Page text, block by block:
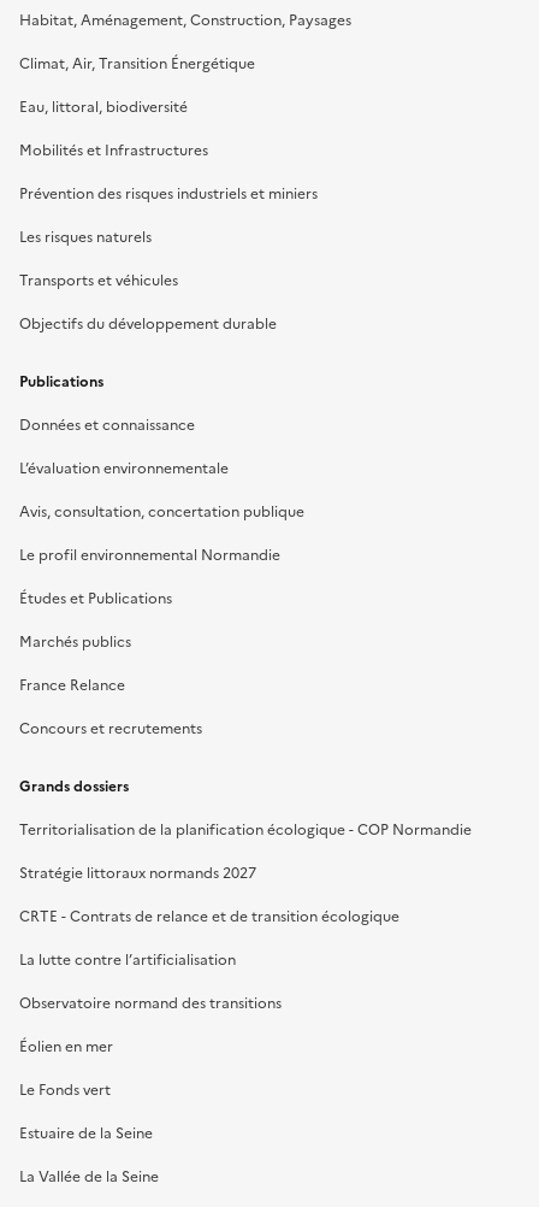
Habitat, Aménagement, Construction, Paysages
Climat, Air, Transition Énergétique
Eau, littoral, biodiversité
Mobilités et Infrastructures
Prévention des risques industriels et miniers
Les risques naturels
Transports et véhicules
Objectifs du développement durable
Publications
Données et connaissance
L’évaluation environnementale
Avis, consultation, concertation publique
Le profil environnemental Normandie
Études et Publications
Marchés publics
France Relance
Concours et recrutements
Grands dossiers
Territorialisation de la planification écologique - COP Normandie
Stratégie littoraux normands 2027
CRTE - Contrats de relance et de transition écologique
La lutte contre l’artificialisation
Observatoire normand des transitions
Éolien en mer
Le Fonds vert
Estuaire de la Seine
La Vallée de la Seine